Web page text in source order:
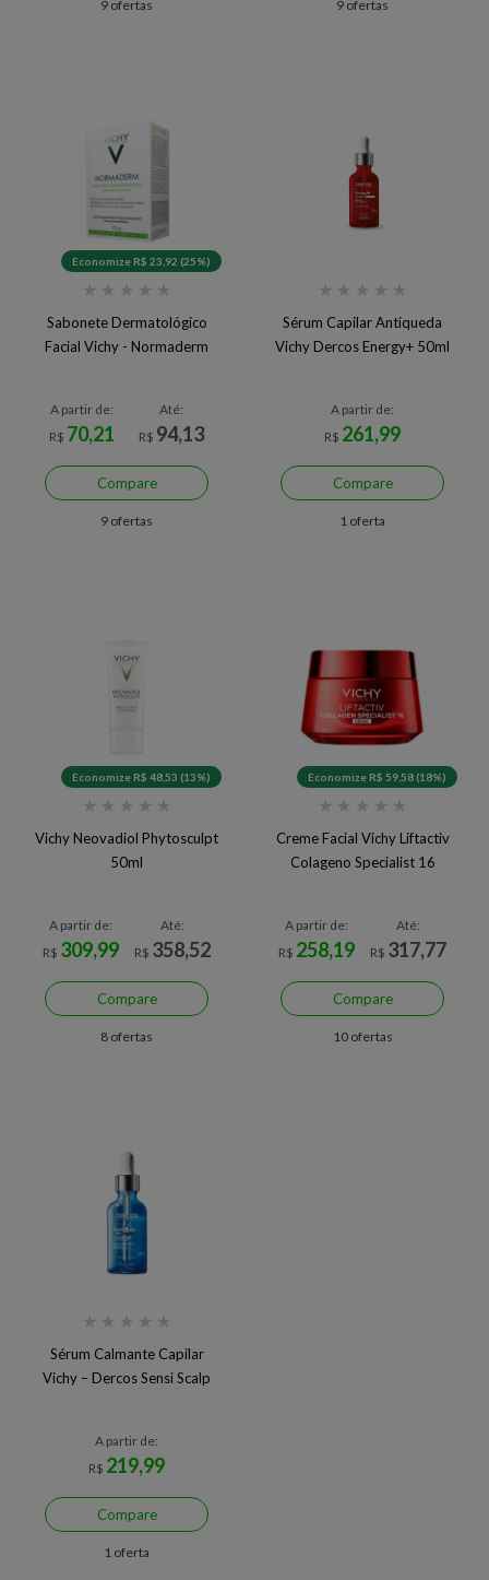
9 ofertas 9 ofertas
Economize R$ 23,92 (25%)
★ ★ ★ ★ ★
Sabonete Dermatológico
Facial Vichy - Normaderm
A partir de:
R$ 70,21
Até:
R$ 94,13
Compare
9 ofertas
★ ★ ★ ★ ★
Sérum Capilar Antiqueda
Vichy Dercos Energy+ 50ml
A partir de:
R$ 261,99
Compare
1 oferta
Economize R$ 48,53 (13%)
★ ★ ★ ★ ★
Vichy Neovadiol Phytosculpt
50ml
A partir de:
R$ 309,99
Até:
R$ 358,52
Compare
8 ofertas
Economize R$ 59,58 (18%)
★ ★ ★ ★ ★
Creme Facial Vichy Liftactiv
Colageno Specialist 16
A partir de:
R$ 258,19
Até:
R$ 317,77
Compare
10 ofertas
★ ★ ★ ★ ★
Sérum Calmante Capilar
Vichy – Dercos Sensi Scalp
A partir de:
R$ 219,99
Compare
1 oferta